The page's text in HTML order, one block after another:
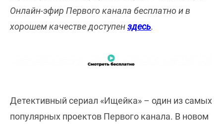
Онлайн-эфир Первого канала бесплатно и в
хорошем качестве доступенздесь.
Детективный сериал «Ищейка» – один из самых
популярных проектов Первого канала. В новом